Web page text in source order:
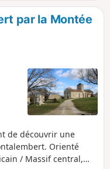
par la Montée
de découvrir une
Orienté
/ Massif central,